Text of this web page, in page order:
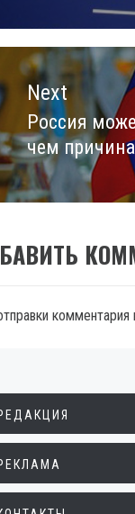
Next
Next
post:
Россия
чем причина